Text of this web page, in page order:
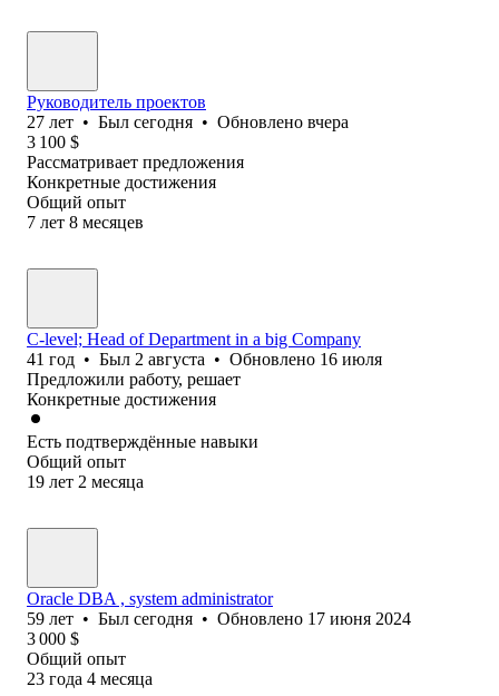
Руководитель проектов
27 лет • Был сегодня • Обновлено вчера
3 100 $
Рассматривает предложения
Конкретные достижения
Общий опыт
7 лет 8 месяцев
C-level; Head of Department in a big Company
41 год • Был 2 августа • Обновлено 16 июля
Предложили работу, решает
Конкретные достижения
Есть подтверждённые навыки
Общий опыт
19 лет 2 месяца
Oracle DBA , system administrator
59 лет • Был сегодня • Обновлено 17 июня 2024
3 000 $
Общий опыт
23 года 4 месяца